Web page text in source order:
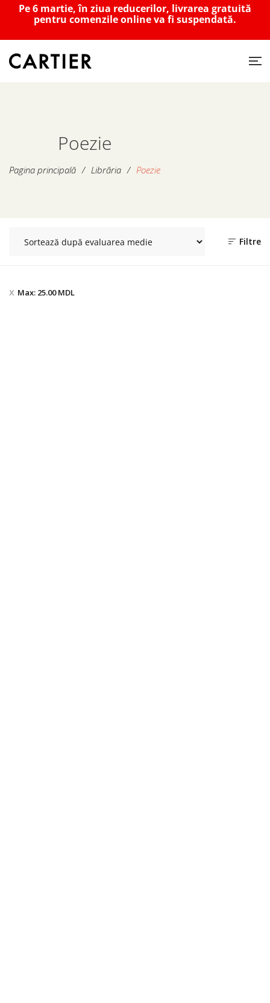
Pe 6 martie, în ziua reducerilor, livrarea gratuită
pentru comenzile online va fi suspendată.
Poezie
Pagina principală / Librăria / Poezie
Filtre
Max: 25.00MDL